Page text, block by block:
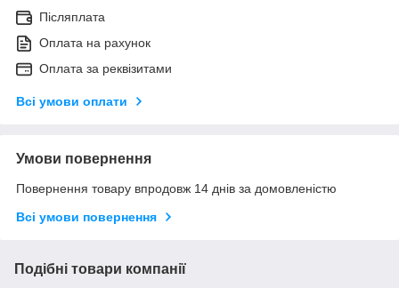
Післяплата
Оплата на рахунок
Оплата за реквізитами
Всі умови оплати
Умови повернення
Повернення товару впродовж 14 днів за домовленістю
Всі умови повернення
Подібні товари компанії